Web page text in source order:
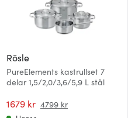
Rösle
PureElements kastrullset 7
delar 1,5/2,0/3,6/5,9 L stål
1679 kr 4799 kr